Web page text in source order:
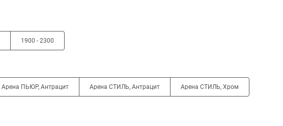
1900 - 2300
Арена ПЬЮР, Антрацит Арена СТИЛЬ, Антрацит Арена СТИЛЬ, Хром